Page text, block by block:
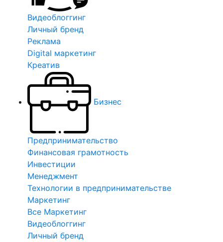
Видеоблоггинг
Личный бренд
Реклама
Digital маркетинг
Креатив
Бизнес
Предпринимательство
Финансовая грамотность
Инвестиции
Менеджмент
Технологии в предпринимательстве
Маркетинг
Все Маркетинг
Видеоблоггинг
Личный бренд